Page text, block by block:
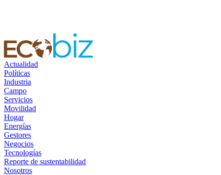
Actualidad
Políticas
Industria
Campo
Servicios
Movilidad
Hogar
Energías
Gestores
Negocios
Tecnologías
Reporte de sustentabilidad
Nosotros